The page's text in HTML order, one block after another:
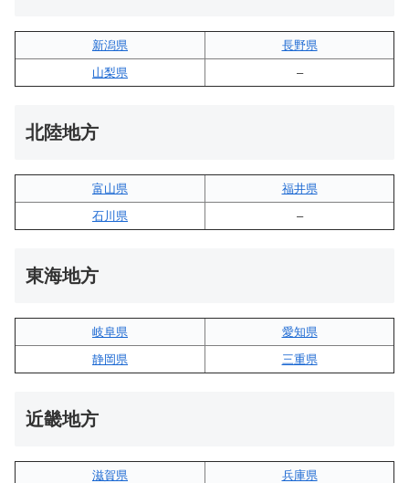
新潟県
長野県
山梨県
–
北陸地方
富山県
福井県
石川県
–
東海地方
岐阜県
愛知県
静岡県
三重県
近畿地方
滋賀県
兵庫県